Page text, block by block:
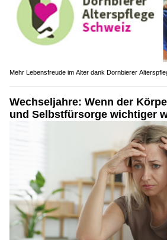
Mehr Lebensfreude im Alter dank Dornbierer
Wechseljahre: Wenn der
und Selbstfürsorge wichtiger